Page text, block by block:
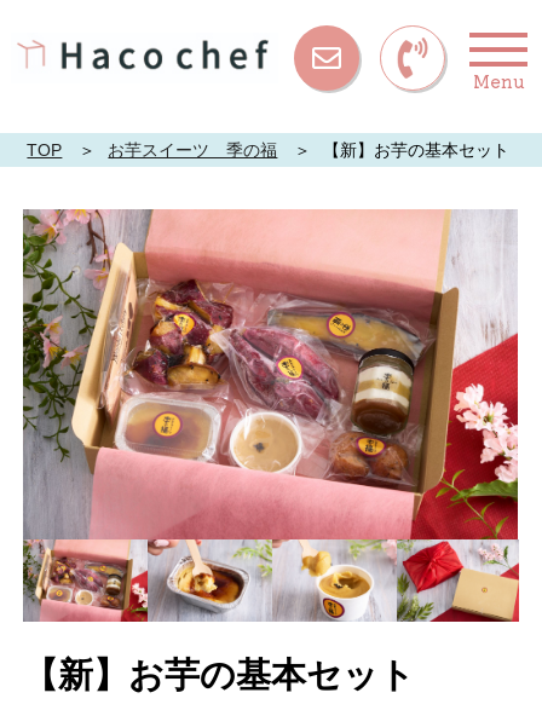
お問い合
Menu
TOP お芋スイーツ 季の福 【新】お芋の基本セット
【新】お芋の基本セット